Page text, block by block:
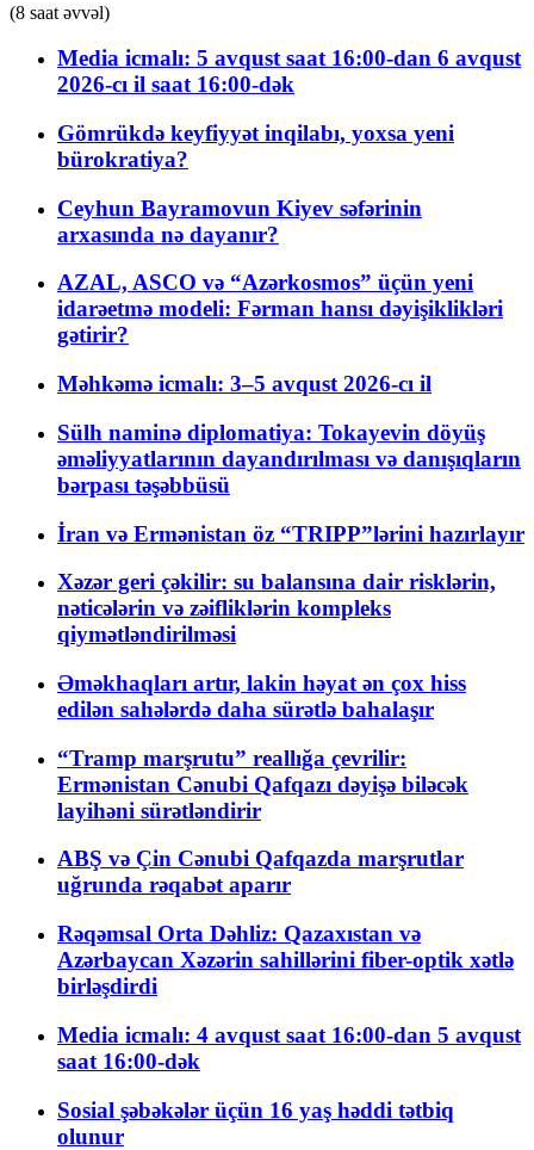
(8 saat əvvəl)
Media icmalı: 5 avqust saat 16:00-dan 6 avqust
2026-cı il saat 16:00-dək
Gömrükdə keyfiyyət inqilabı, yoxsa yeni
bürokratiya?
Ceyhun Bayramovun Kiyev səfərinin
arxasında nə dayanır?
AZAL, ASCO və “Azərkosmos” üçün yeni
idarəetmə modeli: Fərman hansı dəyişiklikləri
gətirir?
Məhkəmə icmalı: 3–5 avqust 2026-cı il
Sülh naminə diplomatiya: Tokayevin döyüş
əməliyyatlarının dayandırılması və danışıqların
bərpası təşəbbüsü
İran və Ermənistan öz “TRIPP”lərini hazırlayır
Xəzər geri çəkilir: su balansına dair risklərin,
nəticələrin və zəifliklərin kompleks
qiymətləndirilməsi
Əməkhaqları artır, lakin həyat ən çox hiss
edilən sahələrdə daha sürətlə bahalaşır
“Tramp marşrutu” reallığa çevrilir:
Ermənistan Cənubi Qafqazı dəyişə biləcək
layihəni sürətləndirir
ABŞ və Çin Cənubi Qafqazda marşrutlar
uğrunda rəqabət aparır
Rəqəmsal Orta Dəhliz: Qazaxıstan və
Azərbaycan Xəzərin sahillərini fiber-optik xətlə
birləşdirdi
Media icmalı: 4 avqust saat 16:00-dan 5 avqust
saat 16:00-dək
Sosial şəbəkələr üçün 16 yaş həddi tətbiq
olunur